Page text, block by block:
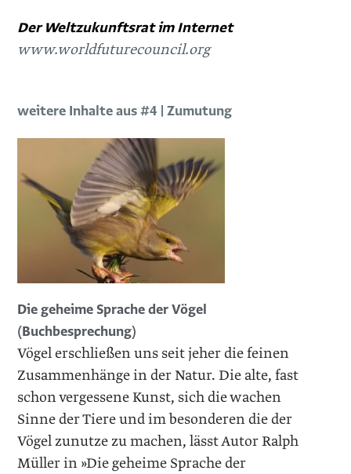
Der Weltzukunftsrat im Internet
www.worldfuturecouncil.org
weitere Inhalte aus #4 | Zumutung
Die geheime Sprache der Vögel
(Buchbesprechung)
Vögel erschließen uns seit jeher die feinen
Zusammenhänge in der Natur. Die alte, fast
schon vergessene Kunst, sich die wachen
Sinne der Tiere und im besonderen die der
Vögel zunutze zu machen, lässt Autor Ralph
Müller in »Die geheime Sprache der